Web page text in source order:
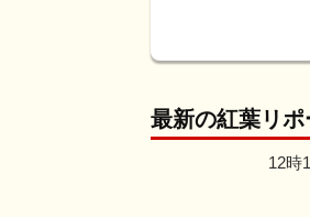
最新の紅葉リポ
12時